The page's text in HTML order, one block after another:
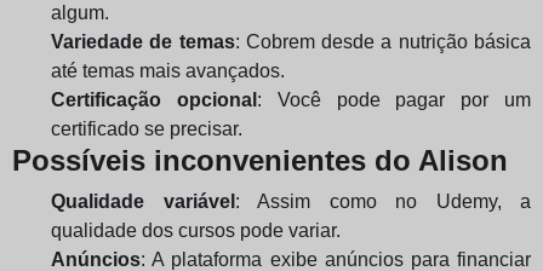
algum.
Variedade de temas: Cobrem desde a nutrição básica
até temas mais avançados.
Certificação opcional : Você pode pagar por um
certificado se precisar.
Possíveis inconvenientes do Alison
Qualidade variável : Assim como no Udemy, a
qualidade dos cursos pode variar.
Anúncios: A plataforma exibe anúncios para financiar